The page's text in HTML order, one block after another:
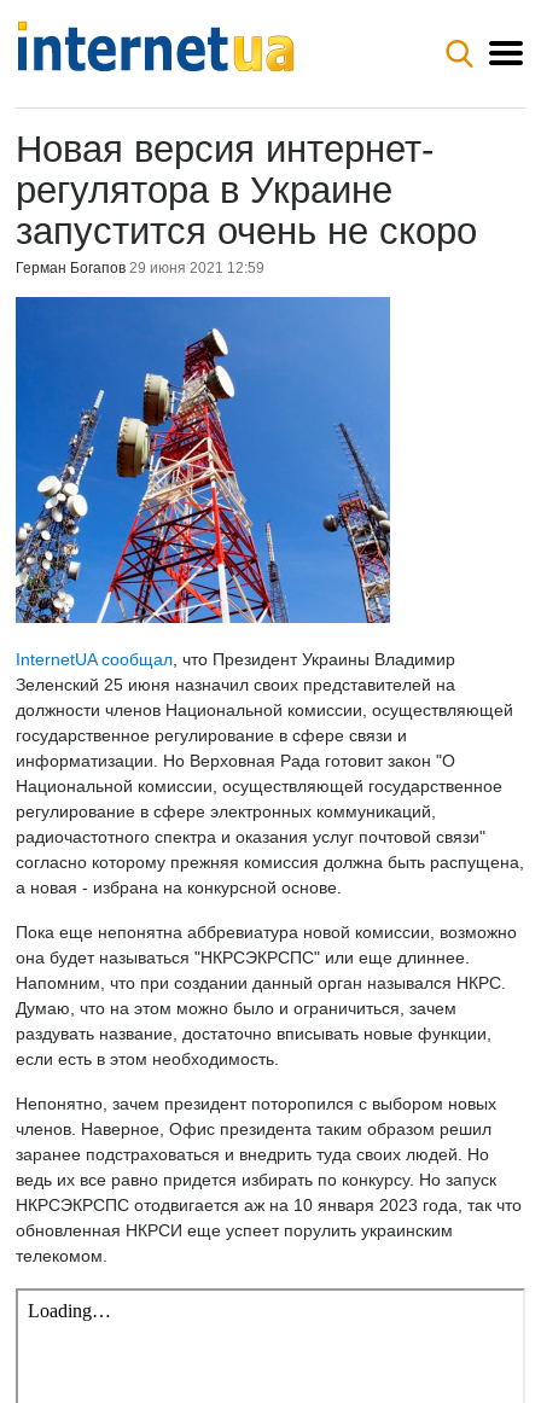
Новая версия интернет-
регулятора в Украине
запустится очень не скоро
Герман Богапов 29 июня 2021 12:59
InternetUA сообщал , что Президент Украины Владимир
Зеленский 25 июня назначил своих представителей на
должности членов Национальной комиссии, осуществляющей
государственное регулирование в сфере связи и
информатизации. Но Верховная Рада готовит закон "О
Национальной комиссии, осуществляющей государственное
регулирование в сфере электронных коммуникаций,
радиочастотного спектра и оказания услуг почтовой связи"
согласно которому прежняя комиссия должна быть распущена,
а новая - избрана на конкурсной основе.
Пока еще непонятна аббревиатура новой комиссии, возможно
она будет называться "НКРСЭКРСПС" или еще длиннее.
Напомним, что при создании данный орган назывался НКРС.
Думаю, что на этом можно было и ограничиться, зачем
раздувать название, достаточно вписывать новые функции,
если есть в этом необходимость.
Непонятно, зачем президент поторопился с выбором новых
членов. Наверное, Офис президента таким образом решил
заранее подстраховаться и внедрить туда своих людей. Но
ведь их все равно придется избирать по конкурсу. Но запуск
НКРСЭКРСПС отодвигается аж на 10 января 2023 года, так что
обновленная НКРСИ еще успеет порулить украинским
телекомом.